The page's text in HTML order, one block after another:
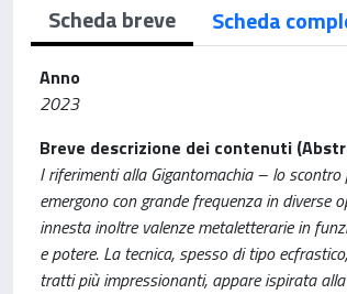
Scheda breve Scheda
Anno
2023
Breve descrizione dei contenuti
I riferimenti alla Gigantomachia – lo
emergono con grande frequenza in diverse
innesta inoltre valenze metaletterarie in
e potere. La tecnica, spesso di tipo
tratti più impressionanti, appare ispirata